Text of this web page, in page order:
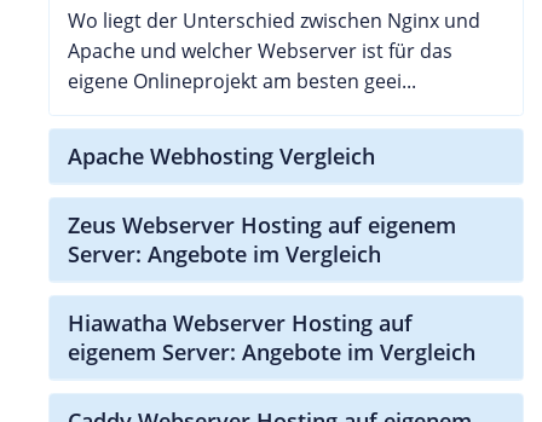
Wo liegt der Unterschied zwischen Nginx und
Apache und welcher Webserver ist für das
eigene Onlineprojekt am besten geei...
Apache Webhosting Vergleich
Zeus Webserver Hosting auf eigenem
Server: Angebote im Vergleich
Hiawatha Webserver Hosting auf
eigenem Server: Angebote im Vergleich